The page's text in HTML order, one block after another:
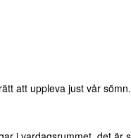
att uppleva just vår